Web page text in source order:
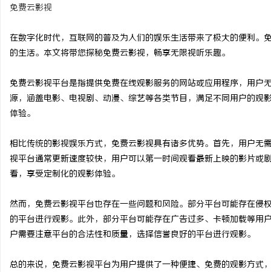
免费云影视
在数字化时代，互联网的普及为人们的娱乐生活带来了极大的便利
的生活。本文将带您探秘免费云影视，畅享无限视听乐趣。
免费云影视平台是指提供免费在线观影服务的网站或应用程序，用
源，涵盖电影、电视剧、动漫、综艺等各类节目，满足不同用户的
体验。
相比传统的影视娱乐方式，免费云影视具有诸多优势。首先，用户
视平台通常更新速度较快，用户可以第一时间观看最新上映的影片
看，享受定制化的观影体验。
然而，免费云影视平台也存在一些问题和风险。部分平台可能存在
的平台进行观影。此外，部分平台可能存在广告过多、卡顿加载等
户需要注意平台的合法性和质量，选择信誉良好的平台进行观影。
总的来说，免费云影视平台为用户提供了一种便捷、免费的观影方